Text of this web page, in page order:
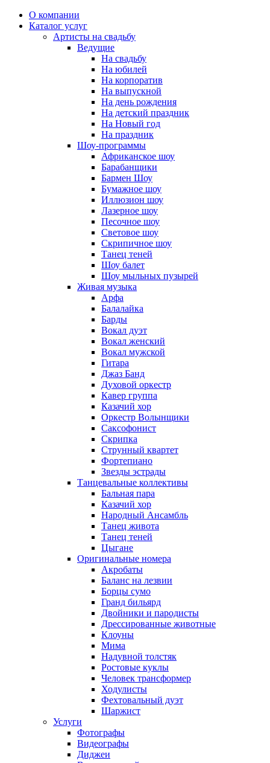
О компании
Каталог услуг
Артисты на свадьбу
Ведущие
На свадьбу
На юбилей
На корпоратив
На выпускной
На день рождения
На детский праздник
На Новый год
На праздник
Шоу-программы
Африканское шоу
Барабанщики
Бармен Шоу
Бумажное шоу
Иллюзион шоу
Лазерное шоу
Песочное шоу
Световое шоу
Скрипичное шоу
Танец теней
Шоу балет
Шоу мыльных пузырей
Живая музыка
Арфа
Балалайка
Барды
Вокал дуэт
Вокал женский
Вокал мужской
Гитара
Джаз Банд
Духовой оркестр
Кавер группа
Казачий хор
Оркестр Волынщики
Саксофонист
Скрипка
Струнный квартет
Фортепиано
Звезды эстрады
Танцевальные коллективы
Бальная пара
Казачий хор
Народный Ансамбль
Танец живота
Танец теней
Цыгане
Оригинальные номера
Акробаты
Баланс на лезвии
Борцы сумо
Гранд бильярд
Двойники и пародисты
Дрессированные животные
Клоуны
Мима
Надувной толстяк
Ростовые куклы
Человек трансформер
Ходулисты
Фехтовальный дуэт
Шаржист
Услуги
Фотографы
Видеографы
Диджеи